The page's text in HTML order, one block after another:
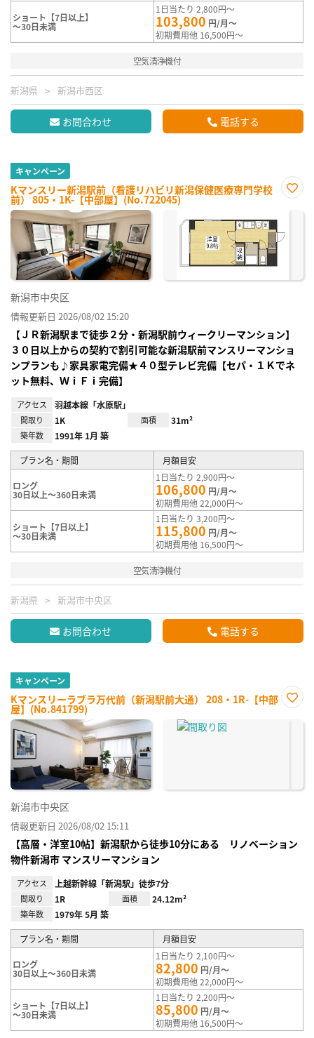
ショート【7日以上】
～30日未満
1日当たり 2,800円～
103,800 円/月～
初期費用他 16,500円～
空気清浄機付
新潟県 新潟市西区
お問合わせ 電話する
キャンペーン
Kマンスリー新潟駅前（看護リハビリ新潟保健医療専門学校
前） 805・1K-【中部屋】(No.722045)
に入
録
新潟市中央区
情報更新日 2026/08/02 15:20
【ＪＲ新潟駅まで徒歩２分・新潟駅前ウィークリーマンション】
３０日以上からの契約で割引可能な新潟駅前マンスリーマンショ
ンプランも♪家具家電完備★４０型テレビ完備【セパ・１Ｋでネ
ット無料、ＷｉＦｉ完備】
アクセス 羽越本線「水原駅」
間取り 1K 面積 31m²
築年数 1991年 1月 築
プラン名・期間 月額目安
ロング
30日以上～360日未満
1日当たり 2,900円～
106,800 円/月～
初期費用他 22,000円～
ショート【7日以上】
～30日未満
1日当たり 3,200円～
115,800 円/月～
初期費用他 16,500円～
空気清浄機付
新潟県 新潟市中央区
お問合わせ 電話する
キャンペーン
Kマンスリーラブラ万代前（新潟駅前大通） 208・1R-【中部
屋】(No.841799)
に入
新潟市中央区
情報更新日 2026/08/02 15:11
【高層・洋室10帖】新潟駅から徒歩10分にある リノベーション
物件新潟市 マンスリーマンション
アクセス 上越新幹線「新潟駅」徒歩7分
間取り 1R 面積 24.12m²
築年数 1979年 5月 築
プラン名・期間 月額目安
ロング
30日以上～360日未満
1日当たり 2,100円～
82,800 円/月～
初期費用他 22,000円～
ショート【7日以上】
～30日未満
1日当たり 2,200円～
85,800 円/月～
初期費用他 16,500円～